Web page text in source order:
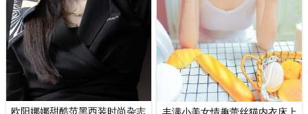
欧阳娜娜甜酷范黑西装时尚杂志